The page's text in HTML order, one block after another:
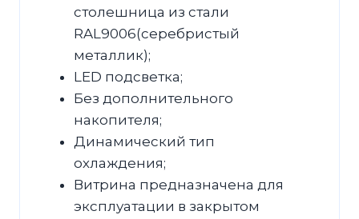
столешница из стали
RAL9006(серебристый
металлик);
LED подсветка;
Без дополнительного
накопителя;
Динамический тип
охлаждения;
Витрина предназначена для
эксплуатации в закрытом